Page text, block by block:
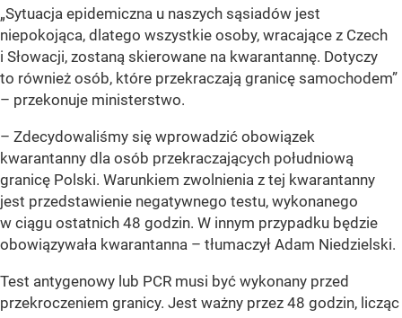
„Sytuacja epidemiczna u naszych sąsiadów jest
niepokojąca, dlatego wszystkie osoby, wracające z Czech
i Słowacji, zostaną skierowane na kwarantannę. Dotyczy
to również osób, które przekraczają granicę samochodem”
– przekonuje ministerstwo.
– Zdecydowaliśmy się wprowadzić obowiązek
kwarantanny dla osób przekraczających południową
granicę Polski. Warunkiem zwolnienia z tej kwarantanny
jest przedstawienie negatywnego testu, wykonanego
w ciągu ostatnich 48 godzin. W innym przypadku będzie
obowiązywała kwarantanna – tłumaczył Adam Niedzielski.
Test antygenowy lub PCR musi być wykonany przed
przekroczeniem granicy. Jest ważny przez 48 godzin, licząc